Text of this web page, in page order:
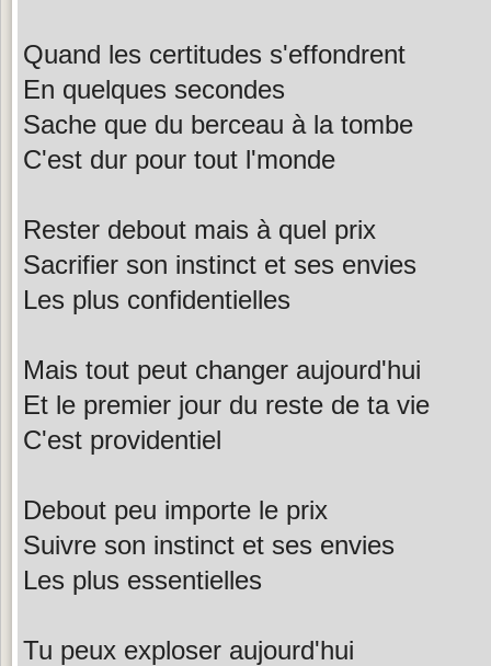
Quand les certitudes s'effondrent
En quelques secondes
Sache que du berceau à la tombe
C'est dur pour tout l'monde
Rester debout mais à quel prix
Sacrifier son instinct et ses envies
Les plus confidentielles
Mais tout peut changer aujourd'hui
Et le premier jour du reste de ta vie
C'est providentiel
Debout peu importe le prix
Suivre son instinct et ses envies
Les plus essentielles
Tu peux exploser aujourd'hui